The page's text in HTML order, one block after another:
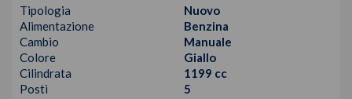
Tipologia
Nuovo
Alimentazione
Benzina
Cambio
Manuale
Colore
Giallo
Cilindrata
1199 cc
Posti
5